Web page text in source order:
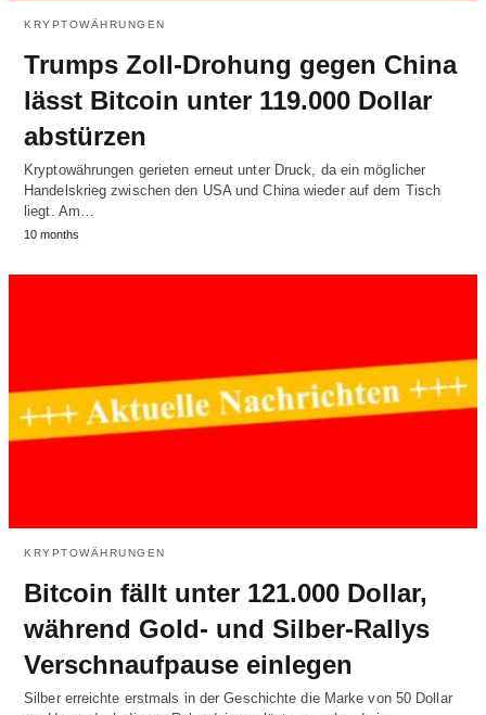
KRYPTOWÄHRUNGEN
Trumps Zoll-Drohung gegen China
lässt Bitcoin unter 119.000 Dollar
abstürzen
Kryptowährungen gerieten erneut unter Druck, da ein möglicher
Handelskrieg zwischen den USA und China wieder auf dem Tisch
liegt. Am…
10 months
KRYPTOWÄHRUNGEN
Bitcoin fällt unter 121.000 Dollar,
während Gold- und Silber-Rallys
Verschnaufpause einlegen
Silber erreichte erstmals in der Geschichte die Marke von 50 Dollar